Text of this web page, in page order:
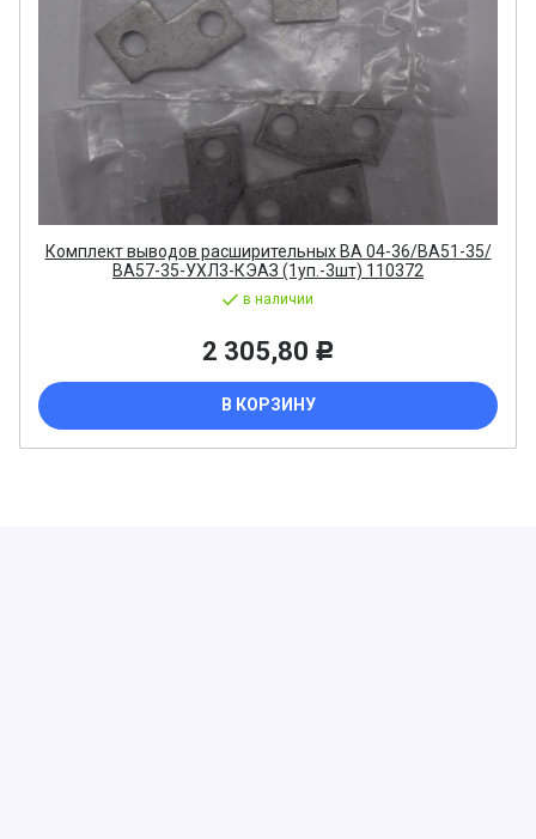
Комплект выводов расширительных ВА 04-36/ВА51-35/
ВА57-35-УХЛ3-КЭАЗ (1уп.-3шт) 110372
в наличии
2 305,80 Р
В КОРЗИНУ